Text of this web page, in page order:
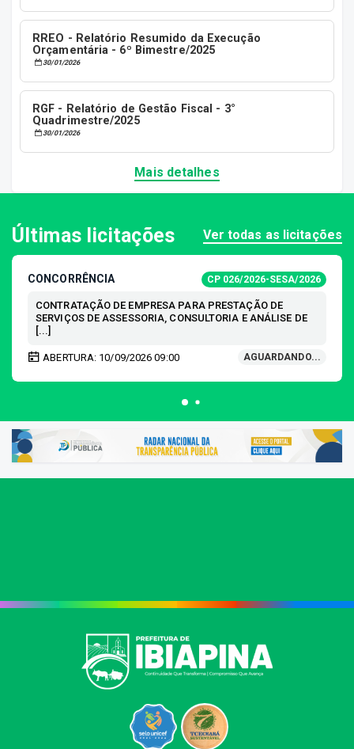
RREO - Relatório Resumido da Execução
Orçamentária - 6º Bimestre/2025
30/01/2026
RGF - Relatório de Gestão Fiscal - 3°
Quadrimestre/2025
30/01/2026
Mais detalhes
Últimas licitações Ver todas as licitações
CONCORRÊNCIA CP 026/2026-SESA/2026
CONTRATAÇÃO DE EMPRESA PARA PRESTAÇÃO DE
SERVIÇOS DE ASSESSORIA, CONSULTORIA E ANÁLISE DE
[...]
ABERTURA: 10/09/2026 09:00 AGUARDANDO...